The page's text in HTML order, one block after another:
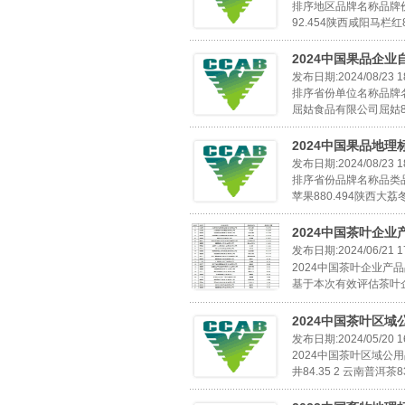
排序地区品牌名称品
92.454陕西咸阳马栏
2024中国果品企业
发布日期:2024/08/23
排序省份单位名称品
屈姑食品有限公司屈
2024中国果品地理
发布日期:2024/08/23
排序省份品牌名称品
苹果880.494陕西大荔
2024中国茶叶企业
发布日期:2024/06/21
2024中国茶叶企业产
基于本次有效评估茶叶
2024中国茶叶区域
发布日期:2024/05/20
2024中国茶叶区域公
井84.35 2 云南普洱茶